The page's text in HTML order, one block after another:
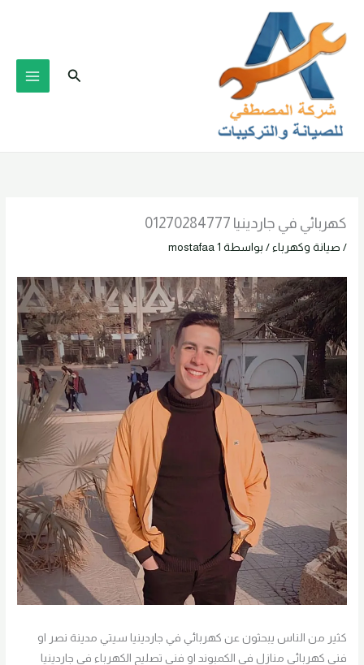
المحتوى
البحث
كهربائي في جاردينيا 01270284777
/ صيانة وكهرباء / بواسطة mostafaa 1
كثير من الناس يبحثون عن كهربائي في جاردينيا سيتي مدينة نصر او
فني كهربائي منازل في الكمبوند او فني تصليح الكهرباء في جاردينيا